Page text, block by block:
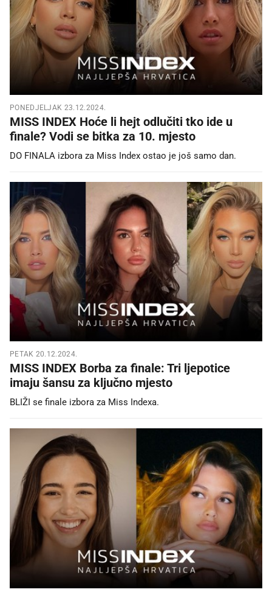
PONEDJELJAK 23.12.2024.
MISS INDEX Hoće li hejt odlučiti tko ide u
finale? Vodi se bitka za 10. mjesto
DO FINALA izbora za Miss Index ostao je još samo dan.
PETAK 20.12.2024.
MISS INDEX Borba za finale: Tri ljepotice
imaju šansu za ključno mjesto
BLIŽI se finale izbora za Miss Indexa.